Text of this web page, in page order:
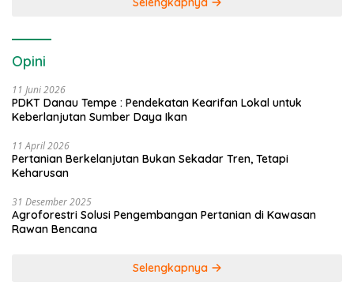
Opini
11 Juni 2026
PDKT Danau Tempe : Pendekatan Kearifan Lokal untuk
Keberlanjutan Sumber Daya Ikan
11 April 2026
Pertanian Berkelanjutan Bukan Sekadar Tren, Tetapi
Keharusan
31 Desember 2025
Agroforestri Solusi Pengembangan Pertanian di Kawasan
Rawan Bencana
Selengkapnya